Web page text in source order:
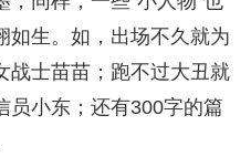
如生。如，出场不久就为
战士苗苗；跑不过大丑就
员小东；还有300字的篇